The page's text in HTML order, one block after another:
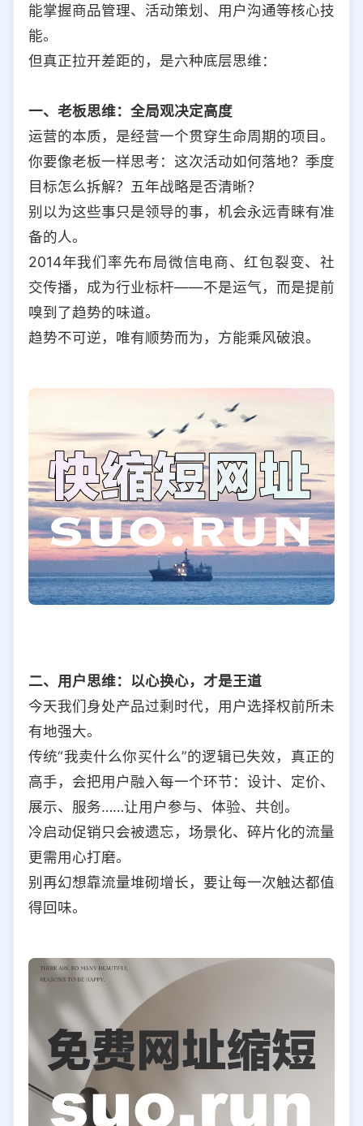
能掌握商品管理、活动策划、用户沟通等核心技
能。
但真正拉开差距的，是六种底层思维：
一、老板思维：全局观决定高度
运营的本质，是经营一个贯穿生命周期的项目。
你要像老板一样思考：这次活动如何落地？季度
目标怎么拆解？五年战略是否清晰？
别以为这些事只是领导的事，机会永远青睐有准
备的人。
2014年我们率先布局微信电商、红包裂变、社
交传播，成为行业标杆——不是运气，而是提前
嗅到了趋势的味道。
趋势不可逆，唯有顺势而为，方能乘风破浪。
二、用户思维：以心换心，才是王道
今天我们身处产品过剩时代，用户选择权前所未
有地强大。
传统“我卖什么你买什么”的逻辑已失效，真正的
高手，会把用户融入每一个环节：设计、定价、
展示、服务……让用户参与、体验、共创。
冷启动促销只会被遗忘，场景化、碎片化的流量
更需用心打磨。
别再幻想靠流量堆砌增长，要让每一次触达都值
得回味。